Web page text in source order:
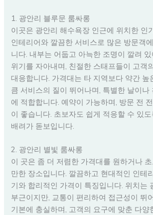
1. 광안리 블루문 룸싸롱
이곳은 광안리 해수욕장 인근에 위치한 인
인테리어와 깔끔한 서비스로 많은 방문객
니다. 내부는 어둡고 아늑한 조명이 깔려
위기를 자아내며, 친절한 스태프들이 고객
대응합니다. 가격대는 타 지역보다 약간 높
큼 서비스의 질이 뛰어나며, 특별한 날이나
에 적합합니다. 예약이 가능하며, 방문 전
이 좋습니다. 초보자도 쉽게 적응할 수 있
배려가 돋보입니다.
2. 광안리 별빛 룸싸롱
이 곳은 좀 더 저렴한 가격대를 원하거나
만한 장소입니다. 깔끔하고 현대적인 인테
기와 합리적인 가격이 특징입니다. 위치는
부근이지만, 교통이 편리하여 접근성이 뛰
기본에 충실하며, 고객의 요구에 맞춘 다양